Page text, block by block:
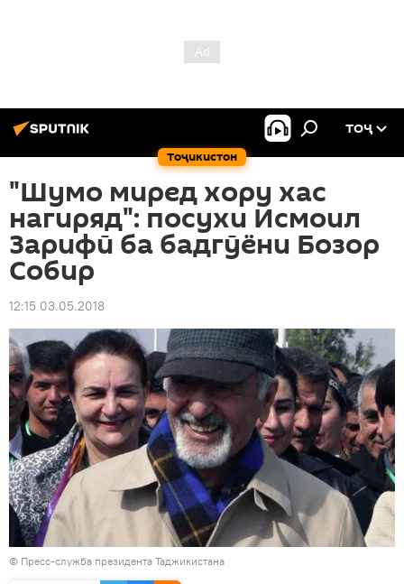
Тоҷикистон
ТОҶ
"Шумо миред хору хас
нагиряд": посухи Исмоил
Зарифӣ ба бадгӯёни Бозор
Собир
12:15 03.05.2018
© Пресс-служба президента Таджикистана